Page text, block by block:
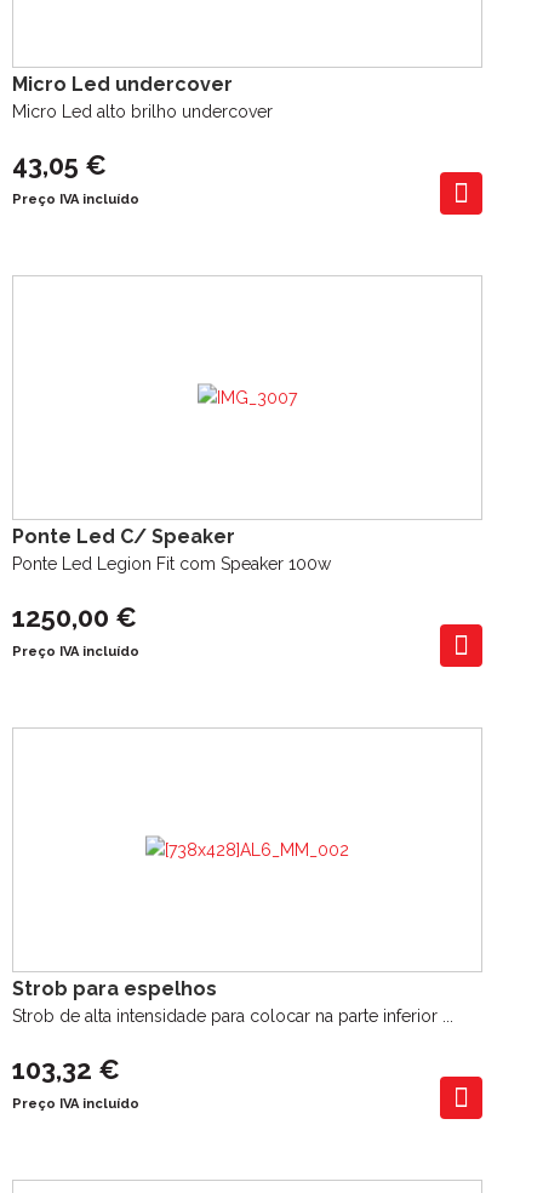
Micro Led undercover
Micro Led alto brilho undercover
43,05 €
Preço IVA incluído
Ponte Led C/ Speaker
Ponte Led Legion Fit com Speaker 100w
1250,00 €
Preço IVA incluído
Strob para espelhos
Strob de alta intensidade para colocar na parte inferior ...
103,32 €
Preço IVA incluído